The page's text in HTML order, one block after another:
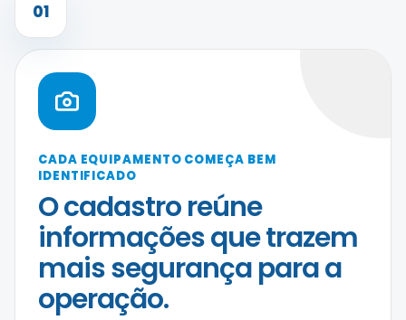
01
CADA EQUIPAMENTO COMEÇA BEM
IDENTIFICADO
O cadastro reúne
informações que trazem
mais segurança para a
operação.